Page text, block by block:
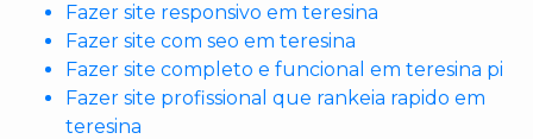
Fazer site responsivo em teresina
Fazer site com seo em teresina
Fazer site completo e funcional em teresina pi
Fazer site profissional que rankeia rapido em
teresina